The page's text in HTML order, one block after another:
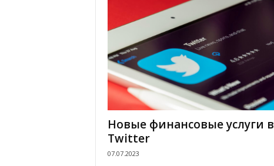
Новые финансовые услуги в
Twitter
07.07.2023